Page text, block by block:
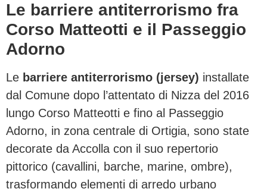
Le barriere antiterrorismo fra
Corso Matteotti e il Passeggio
Adorno
Le barriere antiterrorismo (jersey) installate
dal Comune dopo l’attentato di Nizza del 2016
lungo Corso Matteotti e fino al Passeggio
Adorno, in zona centrale di Ortigia, sono state
decorate da Accolla con il suo repertorio
pittorico (cavallini, barche, marine, ombre),
trasformando elementi di arredo urbano